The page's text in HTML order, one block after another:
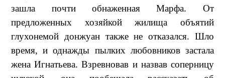
зашла почти обнаженная Марфа. От
предложенных хозяйкой жилища объятий
глухонемой донжуан также не отказался. Шло
время, и однажды пылких любовников застала
жена Игнатьева. Взревновав и назвав соперницу